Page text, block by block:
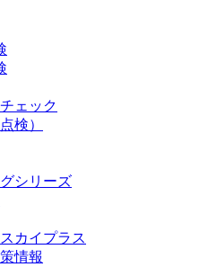
ェック
検）
シリーズ
カイプラス
情報